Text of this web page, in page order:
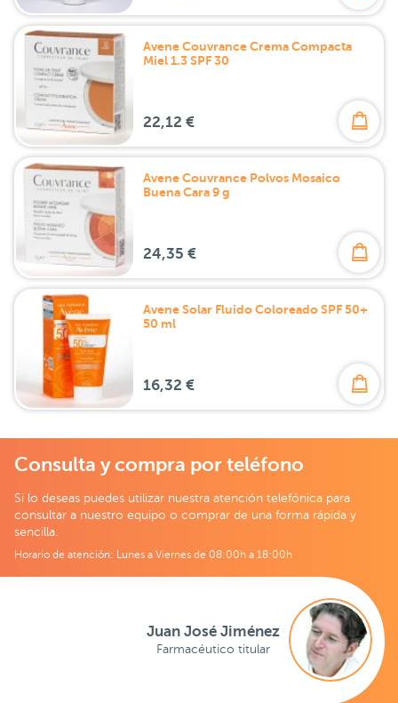
Avene Couvrance Crema Compacta
Miel 1.3 SPF 30
22,12 €
Avene Couvrance Polvos Mosaico
Buena Cara 9 g
24,35 €
Avene Solar Fluido Coloreado SPF 50+
50 ml
16,32 €
Consulta y compra por teléfono
Si lo deseas puedes utilizar nuestra atención telefónica para
consultar a nuestro equipo o comprar de una forma rápida y
sencilla.
Horario de atención: Lunes a Viernes de 08:00h a 18:00h
Juan José Jiménez
Farmacéutico titular